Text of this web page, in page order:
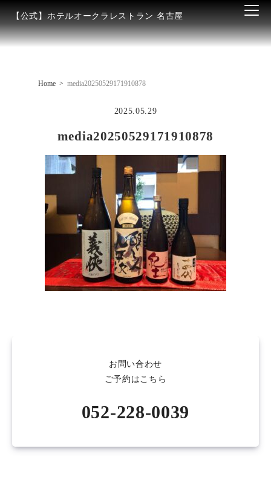
【公式】ホテルオークラレストラン 名古屋
Home media20250529171910878
2025.05.29
media20250529171910878
お問い合わせ
ご予約はこちら
052-228-0039